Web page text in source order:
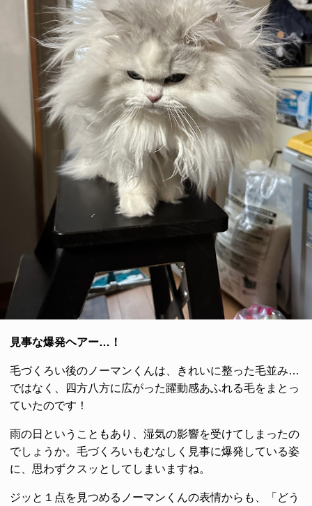
見事な爆発ヘアー…！
毛づくろい後のノーマンくんは、きれいに整った毛並み…
ではなく、四方八方に広がった躍動感あふれる毛をまとっ
ていたのです！
雨の日ということもあり、湿気の影響を受けてしまったの
でしょうか。毛づくろいもむなしく見事に爆発している姿
に、思わずクスッとしてしまいますね。
ジッと１点を見つめるノーマンくんの表情からも、「どう